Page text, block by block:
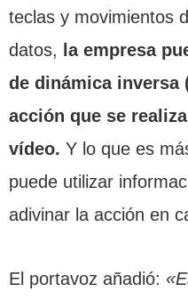
teclas y movimientos
datos, la empresa
de dinámica inversa
acción que se
vídeo. Y lo que es
puede utilizar
adivinar la acción en
El portavoz añadió: